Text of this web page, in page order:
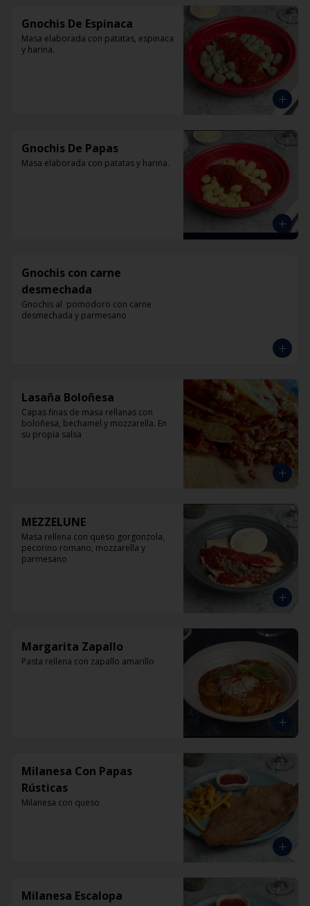
Gnochis De Espinaca
Masa elaborada con patatas, espinaca
y harina.
Gnochis De Papas
Masa elaborada con patatas y harina.
Gnochis con carne
desmechada
Gnochis al  pomodoro con carne
desmechada y parmesano
Lasaña Boloñesa
Capas finas de masa rellanas con
boloñesa, bechamel y mozzarella. En
su propia salsa
MEZZELUNE
Masa rellena con queso gorgonzola,
pecorino romano, mozzarella y
parmesano
Margarita Zapallo
Pasta rellena con zapallo amarillo
Milanesa Con Papas
Rústicas
Milanesa con queso
Milanesa Escalopa